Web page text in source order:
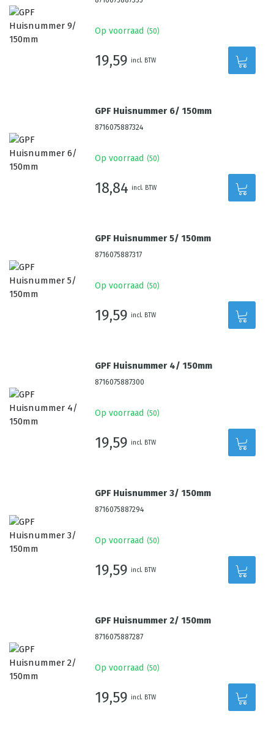
Op voorraad (50)
19,59 incl. BTW
GPF Huisnummer 6/ 150mm
8716075887324
Op voorraad (50)
18,84 incl. BTW
GPF Huisnummer 5/ 150mm
8716075887317
Op voorraad (50)
19,59 incl. BTW
GPF Huisnummer 4/ 150mm
8716075887300
Op voorraad (50)
19,59 incl. BTW
GPF Huisnummer 3/ 150mm
8716075887294
Op voorraad (50)
19,59 incl. BTW
GPF Huisnummer 2/ 150mm
8716075887287
Op voorraad (50)
19,59 incl. BTW